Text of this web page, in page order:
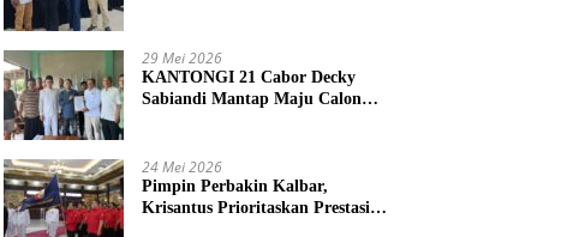
29 Mei 2026
KANTONGI 21 Cabor Decky
Sabiandi Mantap Maju Calon
24 Mei 2026
Pimpin Perbakin Kalbar,
Krisantus Prioritaskan Prestasi